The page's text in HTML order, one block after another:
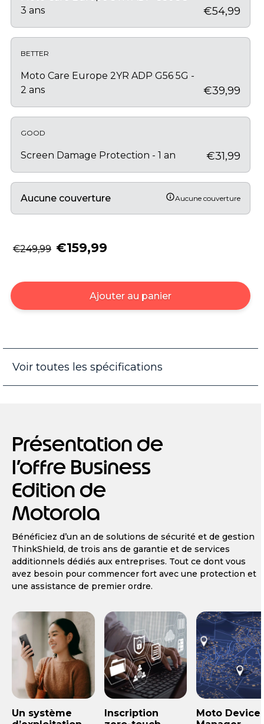
3 ans
€54,99
BETTER
Moto Care Europe 2YR ADP G56 5G -
2 ans
€39,99
GOOD
Screen Damage Protection - 1 an €31,99
Aucune couverture Aucune couverture
€249,99 €159,99
Ajouter au panier
Voir toutes les spécifications
Présentation de
l’offre Business
Edition de
Motorola
Bénéficiez d’un an de solutions de sécurité et de gestion
ThinkShield, de trois ans de garantie et de services
additionnels dédiés aux entreprises. Tout ce dont vous
avez besoin pour commencer fort avec une protection et
une assistance de premier ordre.
Un système
Inscription
Moto Device